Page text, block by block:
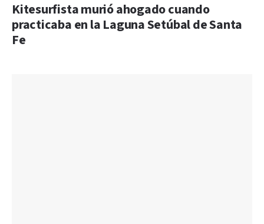
Kitesurfista murió ahogado cuando
practicaba en la Laguna Setúbal de Santa
Fe